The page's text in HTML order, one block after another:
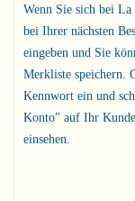
Wenn Sie sich bei La
bei Ihrer nächsten
eingeben und Sie
Merkliste speichern.
Kennwort ein und
Konto" auf Ihr
einsehen.